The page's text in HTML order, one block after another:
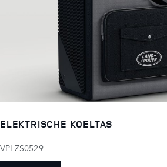
ELEKTRISCHE KOELTAS
VPLZS0529